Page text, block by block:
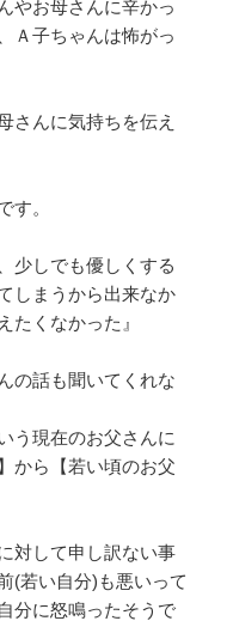
やお母さんに辛かっ
Ａ子ちゃんは怖がっ
さんに気持ちを伝え
す。
少しでも優しくする
しまうから出来なか
たくなかった』
の話も聞いてくれな
う現在のお父さんに
から【若い頃のお父
対して申し訳ない事
(若い自分)も悪いって
分に怒鳴ったそうで